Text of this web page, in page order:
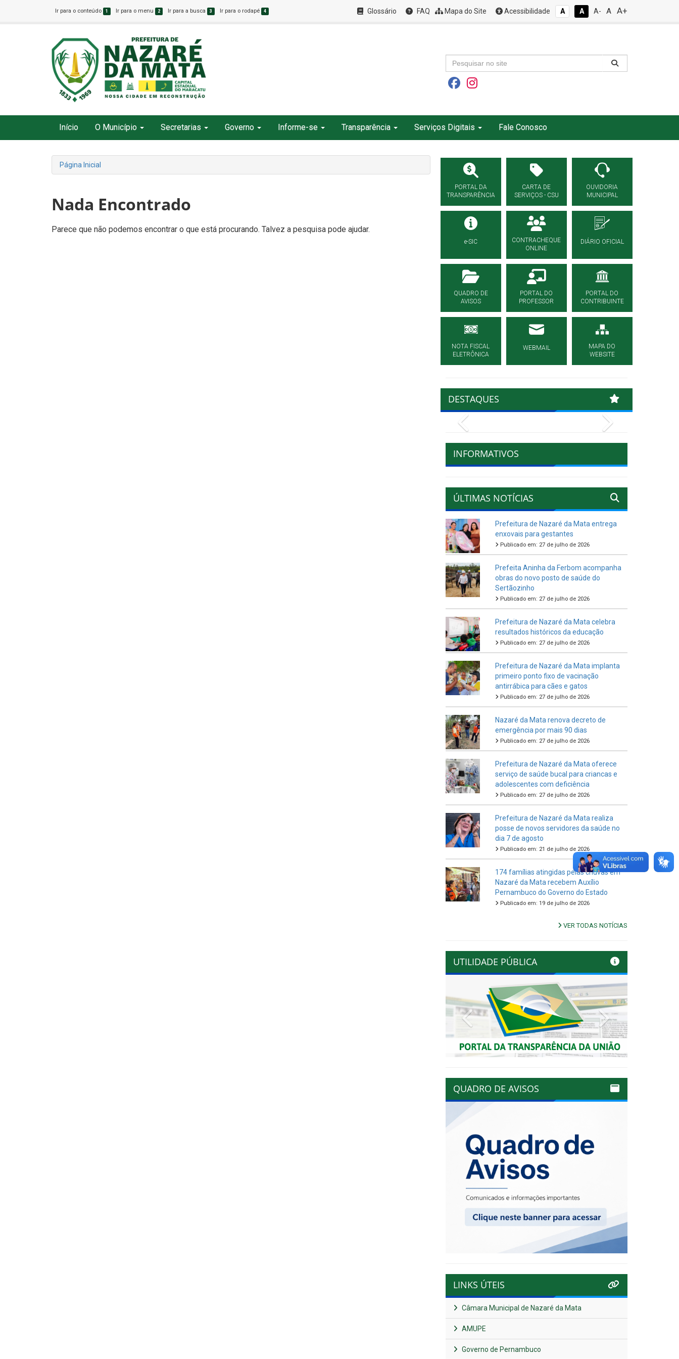
Ir para o conteúdo 1 Ir para o menu 2 Ir para a busca 3 Ir para o rodapé 4 Glossário FAQ Mapa do Site Acessibilidade A A A- A A+
Início O Município Secretarias Governo Informe-se Transparência Serviços Digitais Fale Conosco
Página Inicial
Nada Encontrado
Parece que não podemos encontrar o que está procurando. Talvez a pesquisa pode ajudar.
PORTAL DA
TRANSPARÊNCIA
CARTA DE
SERVIÇOS - CSU
OUVIDORIA
MUNICIPAL
e-SIC
CONTRACHEQUE
ONLINE
DIÁRIO OFICIAL
QUADRO DE
AVISOS
PORTAL DO
PROFESSOR
PORTAL DO
CONTRIBUINTE
NOTA FISCAL
ELETRÔNICA
WEBMAIL
MAPA DO
WEBSITE
DESTAQUES
INFORMATIVOS
ÚLTIMAS NOTÍCIAS
Prefeitura de Nazaré da Mata entrega
enxovais para gestantes
Publicado em: 27 de julho de 2026
Prefeita Aninha da Ferbom acompanha
obras do novo posto de saúde do
Sertãozinho
Publicado em: 27 de julho de 2026
Prefeitura de Nazaré da Mata celebra
resultados históricos da educação
Publicado em: 27 de julho de 2026
Prefeitura de Nazaré da Mata implanta
primeiro ponto fixo de vacinação
antirrábica para cães e gatos
Publicado em: 27 de julho de 2026
Nazaré da Mata renova decreto de
emergência por mais 90 dias
Publicado em: 27 de julho de 2026
Prefeitura de Nazaré da Mata oferece
serviço de saúde bucal para criancas e
adolescentes com deficiência
Publicado em: 27 de julho de 2026
Prefeitura de Nazaré da Mata realiza
posse de novos servidores da saúde no
dia 7 de agosto
Publicado em: 21 de julho de 2026
174 famílias atingidas pelas chuvas em
Nazaré da Mata recebem Auxílio
Pernambuco do Governo do Estado
Publicado em: 19 de julho de 2026
VER TODAS NOTÍCIAS
UTILIDADE PÚBLICA
Previous Next
QUADRO DE AVISOS
LINKS ÚTEIS
Câmara Municipal de Nazaré da Mata
AMUPE
Governo de Pernambuco